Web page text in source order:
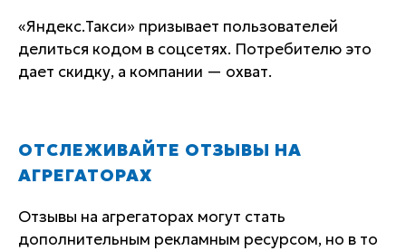
«Яндекс.Такси» призывает пользователей
делиться кодом в соцсетях. Потребителю это
дает скидку, а компании — охват.
ОТСЛЕЖИВАЙТЕ ОТЗЫВЫ НА
АГРЕГАТОРАХ
Отзывы на агрегаторах могут стать
дополнительным рекламным ресурсом, но в то